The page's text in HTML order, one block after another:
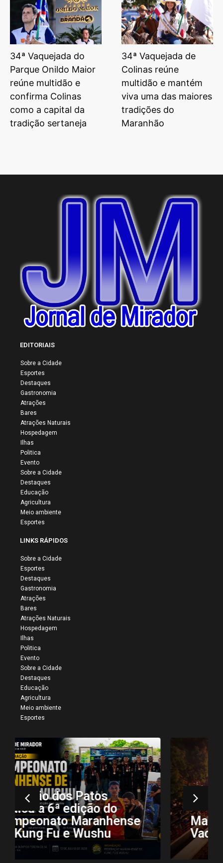
34ª Vaquejada do
Parque Onildo Maior
reúne multidão e
confirma Colinas
como a capital da
tradição sertaneja
34ª Vaquejada de
Colinas reúne
multidão e mantém
viva uma das maiores
tradições do
Maranhão
EDITORIAIS
Sobre a Cidade
Esportes
Destaques
Gastronomia
Atrações
Bares
Atrações Naturais
Hospedagem
Ilhas
Politica
Evento
Sobre a Cidade
Destaques
Educação
Agricultura
Meio ambiente
Esportes
LINKS RÁPIDOS
Sobre a Cidade
Esportes
Destaques
Gastronomia
Atrações
Bares
Atrações Naturais
Hospedagem
Ilhas
Politica
Evento
Sobre a Cidade
Destaques
Educação
Agricultura
Meio ambiente
Esportes
Mais registros da 34ª
Vaquejada de Colinas